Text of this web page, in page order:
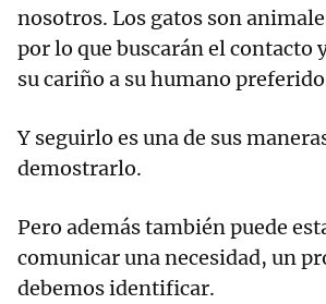
nosotros. Los gatos son
por lo que buscarán el contacto
su cariño a su humano
Y seguirlo es una de sus
demostrarlo.
Pero además también puede
comunicar una necesidad, un
debemos identificar.